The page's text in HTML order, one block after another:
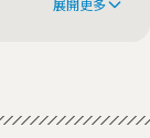
展開更多